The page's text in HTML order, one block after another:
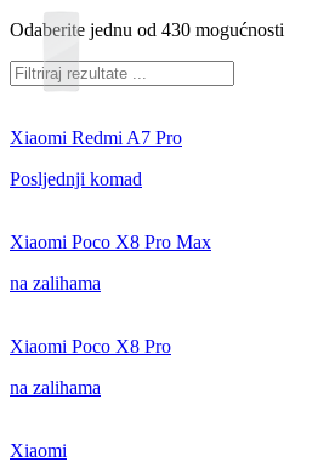
Odaberite jednu od 430 mogućnosti
Xiaomi Redmi A7 Pro
Posljednji komad
Xiaomi Poco X8 Pro Max
na zalihama
Xiaomi Poco X8 Pro
na zalihama
Xiaomi